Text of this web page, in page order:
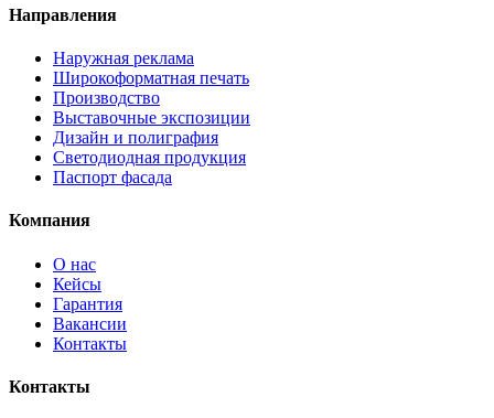
Направления
Наружная реклама
Широкоформатная печать
Производство
Выставочные экспозиции
Дизайн и полиграфия
Светодиодная продукция
Паспорт фасада
Компания
О нас
Кейсы
Гарантия
Вакансии
Контакты
Контакты